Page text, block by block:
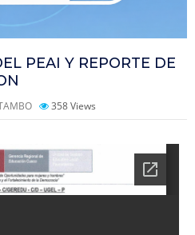
PEAI Y REPORTE DE
358Views